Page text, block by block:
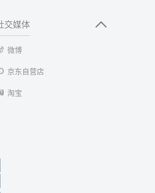
交媒体
微博
京东自营店
淘宝